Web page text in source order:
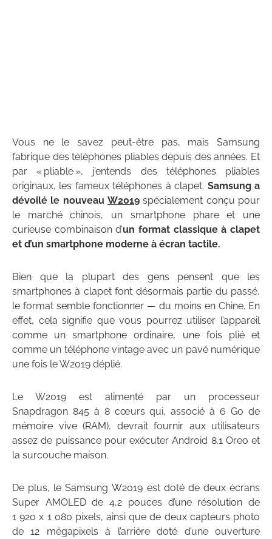
Vous ne le savez peut-être pas, mais Samsung
fabrique des téléphones pliables depuis des années. Et
par « pliable », j’entends des téléphones pliables
originaux, les fameux téléphones à clapet. Samsung a
dévoilé le nouveau W2019 spécialement conçu pour
le marché chinois, un smartphone phare et une
curieuse combinaison d’un format classique à clapet
et d’un smartphone moderne à écran tactile.
Bien que la plupart des gens pensent que les
smartphones à clapet font désormais partie du passé,
le format semble fonctionner — du moins en Chine. En
effet, cela signifie que vous pourrez utiliser l’appareil
comme un smartphone ordinaire, une fois plié et
comme un téléphone vintage avec un pavé numérique
une fois le W2019 déplié.
Le W2019 est alimenté par un processeur
Snapdragon 845 à 8 cœurs qui, associé à 6 Go de
mémoire vive (RAM), devrait fournir aux utilisateurs
assez de puissance pour exécuter Android 8.1 Oreo et
la surcouche maison.
De plus, le Samsung W2019 est doté de deux écrans
Super AMOLED de 4,2 pouces d’une résolution de
1 920 x 1 080 pixels, ainsi que de deux capteurs photo
de 12 mégapixels à l’arrière doté d’une ouverture